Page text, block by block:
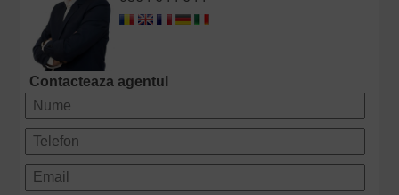
Contacteaza agentul